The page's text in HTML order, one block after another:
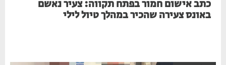
כתב אישום חמור בפתח תקווה: צעיר נאשם
באונס צעירה שהכיר במהלך טיול לילי